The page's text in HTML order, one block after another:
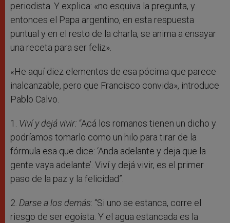
periodista. Y explica: «no esquiva la pregunta, y
entonces el Papa argentino, en esta respuesta
puntual y en el resto de la charla, se anima a ensayar
una receta para ser feliz».
«He aquí diez elementos de esa pócima que parece
inalcanzable, pero que Francisco convida», introduce
Pablo Calvo.
1. Viví y dejá vivir: “Acá los romanos tienen un dicho y
podríamos tomarlo como un hilo para tirar de la
fórmula esa que dice: ‘Anda adelante y deja que la
gente vaya adelante’. Viví y dejá vivir, es el primer
paso de la paz y la felicidad”.
2. Darse a los demás: “Si uno se estanca, corre el
riesgo de ser egoísta. Y el agua estancada es la